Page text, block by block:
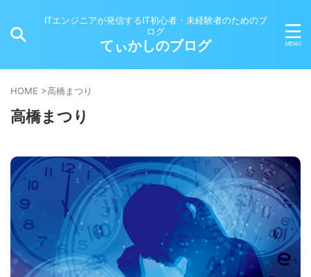
ITエンジニアが発信するIT初心者・未経験者のためのブ
ログ
てぃかしのブログ
HOME >高橋まつり
高橋まつり